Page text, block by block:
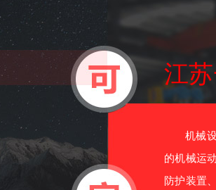
江
机械设
的机械运
防护装置